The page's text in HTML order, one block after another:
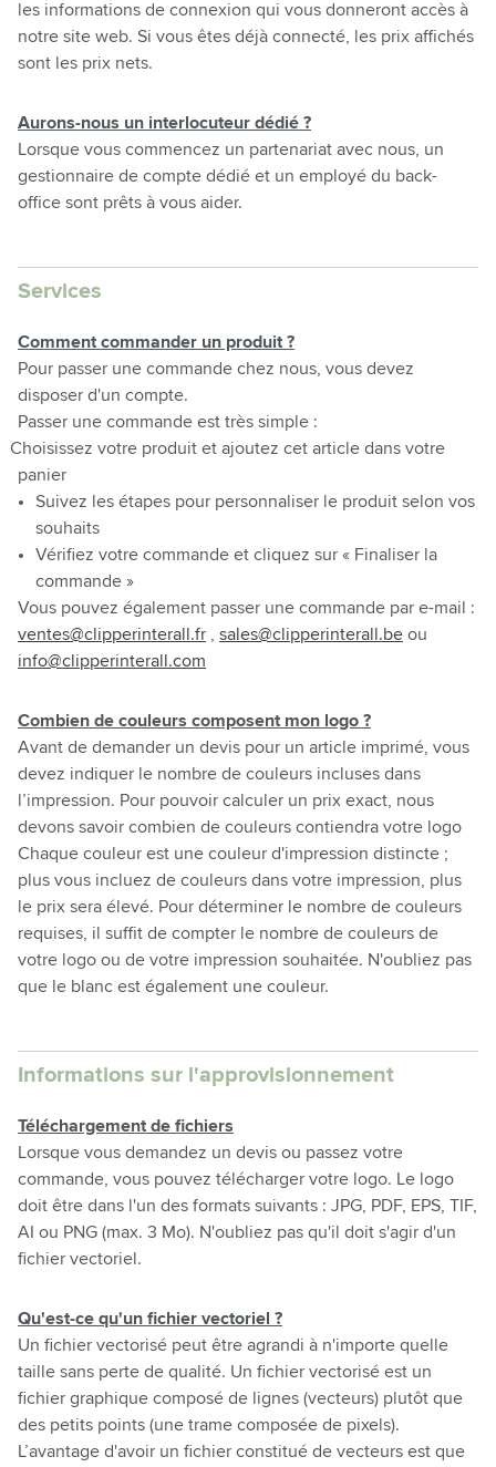
les informations de connexion qui vous donneront accès à
notre site web. Si vous êtes déjà connecté, les prix affichés
sont les prix nets.
Aurons-nous un interlocuteur dédié ?
Lorsque vous commencez un partenariat avec nous, un
gestionnaire de compte dédié et un employé du back-
office sont prêts à vous aider.
Services
Comment commander un produit ?
Pour passer une commande chez nous, vous devez
disposer d'un compte.
Passer une commande est très simple :
Choisissez votre produit et ajoutez cet article dans votre
panier
Suivez les étapes pour personnaliser le produit selon vos
souhaits
Vérifiez votre commande et cliquez sur « Finaliser la
commande »
Vous pouvez également passer une commande par e-mail :
ventes@clipperinterall.fr
sales@clipperinterall.be ou
info@clipperinterall.com
Combien de couleurs composent mon logo ?
Avant de demander un devis pour un article imprimé, vous
devez indiquer le nombre de couleurs incluses dans
l’impression. Pour pouvoir calculer un prix exact, nous
devons savoir combien de couleurs contiendra votre logo
Chaque couleur est une couleur d'impression distincte ;
plus vous incluez de couleurs dans votre impression, plus
le prix sera élevé. Pour déterminer le nombre de couleurs
requises, il suffit de compter le nombre de couleurs de
votre logo ou de votre impression souhaitée. N'oubliez pas
que le blanc est également une couleur.
Informations sur l'approvisionnement
Téléchargement de fichiers
Lorsque vous demandez un devis ou passez votre
commande, vous pouvez télécharger votre logo. Le logo
doit être dans l'un des formats suivants : JPG, PDF, EPS, TIF,
AI ou PNG (max. 3 Mo). N'oubliez pas qu'il doit s'agir d'un
fichier vectoriel.
Qu'est-ce qu'un fichier vectoriel ?
Un fichier vectorisé peut être agrandi à n'importe quelle
taille sans perte de qualité. Un fichier vectorisé est un
fichier graphique composé de lignes (vecteurs) plutôt que
des petits points (une trame composée de pixels).
L’avantage d'avoir un fichier constitué de vecteurs est que